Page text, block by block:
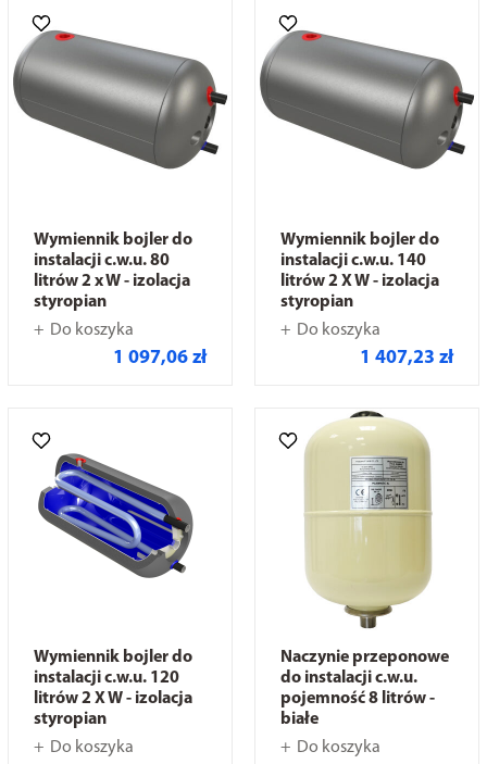
Wymiennik bojler do
instalacji c.w.u. 80
litrów 2 x W - izolacja
styropian
Do koszyka
1 097,06 zł
Wymiennik bojler do
instalacji c.w.u. 140
litrów 2 X W - izolacja
styropian
Do koszyka
1 407,23 zł
Wymiennik bojler do
instalacji c.w.u. 120
litrów 2 X W - izolacja
styropian
Do koszyka
Naczynie przeponowe
do instalacji c.w.u.
pojemność 8 litrów -
białe
Do koszyka